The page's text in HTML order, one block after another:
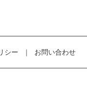
シー お問い合わせ